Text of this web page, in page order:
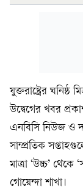
যুক্তরাষ্ট্রের
উদ্বেগের খবর
এনবিসি নিউজ ও
সাম্প্রতিক
মাত্রা ‘উচ্চ’
গোয়েন্দা শাখা।